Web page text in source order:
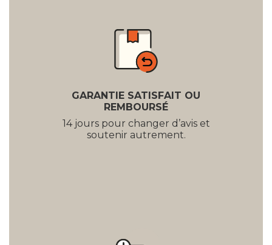
GARANTIE SATISFAIT OU
REMBOURSÉ
14 jours pour changer d’avis et
soutenir autrement.